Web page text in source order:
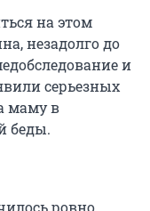
на этом
незадолго до
и
серьезных
маму в
беды.
ровно